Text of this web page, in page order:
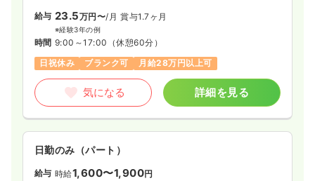
給与 23.5万円〜/月 賞与1.7ヶ月
※経験3年の例
時間 9:00～17:00 （休憩60分）
日祝休み
ブランク可 月給28万円以上可
気になる 詳細を見る
日勤のみ（パート）
給与 時給1,600〜1,900円